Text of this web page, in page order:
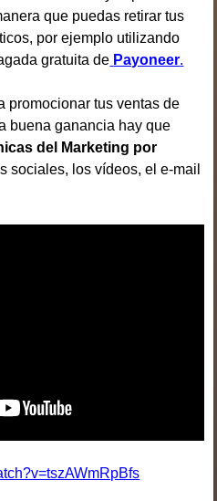
que puedas retirar tus
por ejemplo utilizando
gratuita de Payoneer.
promocionar tus ventas de
buena ganancia hay que
del Marketing por
sociales, los vídeos, el e-mail